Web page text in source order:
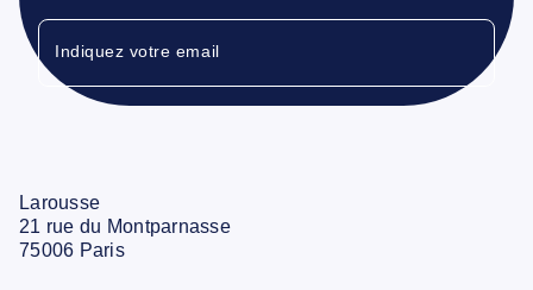
Indiquez votre email
Larousse
21 rue du Montparnasse
75006 Paris